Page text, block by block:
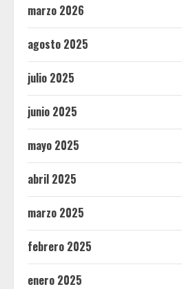
marzo 2026
agosto 2025
julio 2025
junio 2025
mayo 2025
abril 2025
marzo 2025
febrero 2025
enero 2025